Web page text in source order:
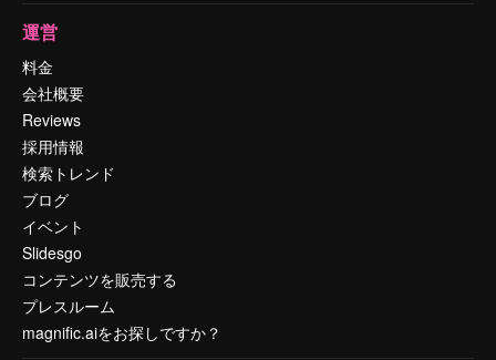
運営
料金
会社概要
Reviews
採用情報
検索トレンド
ブログ
イベント
Slidesgo
コンテンツを販売する
プレスルーム
magnific.aiをお探しですか？